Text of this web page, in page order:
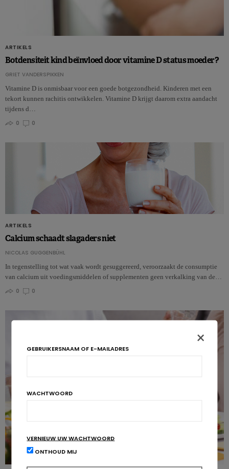
ARTIKELS
Botdensiteit kind beïnvloed door vitamine D status moeder?
GRIET VANDERSPIKKEN
Vitamine D is onmisbaar voor een goede botgezondheid. Kinderen met een
tekort kunnen rachitis ontwikkelen. Vitamine D krijgt daarom extra aandacht
tijdens d…
0
0
ARTIKELS
Calcium schaadt slagaders niet
NICOLAS GUGGENBÜHL
In tegenstelling tot wat vaak wordt gesuggereerd, veroorzaakt de consumptie
van calcium uit voedingsmiddelen of supplementen geen verkalking van de…
0
0
×
GEBRUIKERSNAAM OF E-MAILADRES
WACHTWOORD
VERNIEUW UW WACHTWOORD
ONTHOUD MIJ